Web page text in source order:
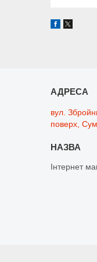
вул.
поверх,
Інтернет